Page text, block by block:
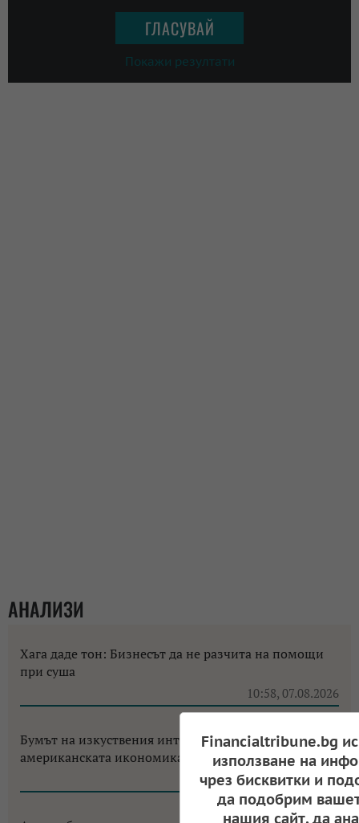
Покажи резултати
АНАЛИЗИ
Хага даде тон: Бизнесът да не разчита на помощи
при суша
10:58, 07.08.2026
Бумът на изкуствения интелект променя
американската икономика до неузнаваемост
12:18, 06.08.2026
Financialtribune.bg
използване на
чрез бисквитки и
да подобрим
нашия сайт, да